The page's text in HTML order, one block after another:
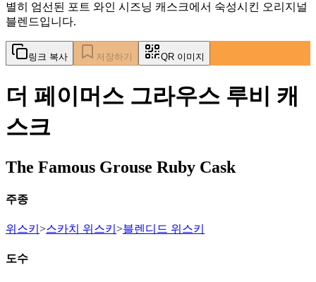
별히 엄선된 포트 와인 시즈닝 캐스크에서 숙성시킨 오리지널
블렌드입니다.
링크 복사 저장하기 QR 이미지
더 페이머스 그라우스 루비 캐
스크
The Famous Grouse Ruby Cask
주종
위스키 >스카치 위스키 >블렌디드 위스키
도수